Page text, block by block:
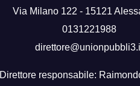
Via Milano 122 - 15121
0131221988
Direttore responsabile: